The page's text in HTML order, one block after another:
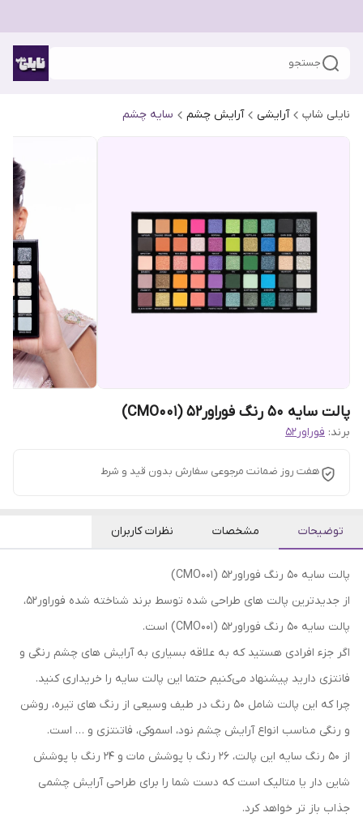
جستجو
نایلی شاپ آرایشی آرایش چشم سایه چشم
پالت سایه 50 رنگ فوراور52 (CMO001)
برند: فوراور52
هفت روز ضمانت مرجوعی سفارش بدون قید و شرط
توضیحات مشخصات نظرات کاربران
پالت سایه 50 رنگ فوراور52 (CMO001)
از جدیدترین پالت های طراحی شده توسط برند شناخته شده فوراور52،
پالت سایه 50 رنگ فوراور52 (CMO001) است.
اگر جزء افرادی هستید که به علاقه بسیاری به آرایش های چشم رنگی و
فانتزی دارید پیشنهاد می‌کنیم حتما این پالت سایه را خریداری کنید.
چرا که این پالت شامل 50 رنگ در طیف وسیعی از رنگ های تیره، روشن
و رنگی مناسب انواع آرایش چشم نود، اسموکی، فاتنتزی و … است.
از 50 رنگ سایه این پالت، 26 رنگ با پوشش مات و 24 رنگ با پوشش
شاین دار یا متالیک است که دست شما را برای طراحی آرایش چشمی
جذاب باز تر خواهد کرد.